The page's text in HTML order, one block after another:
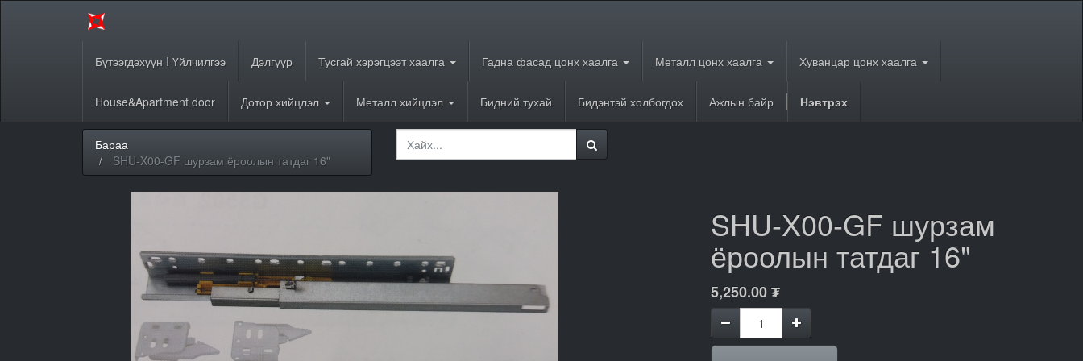
Бүтээгдэхүүн I Үйлчилгээ Дэлгүүр Тусгай хэрэгцээт хаалга Гадна фасад цонх хаалга Металл цонх хаалга Хуванцар цонх хаалга
House&Apartment door Дотор хийцлэл Металл хийцлэл Бидний тухай Бидэнтэй холбогдох Ажлын байр Нэвтрэх
Бараа
SHU-X00-GF шурзам ёроолын татдаг 16"
SHU-X00-GF шурзам
ёроолын татдаг 16"
5,250.00₮